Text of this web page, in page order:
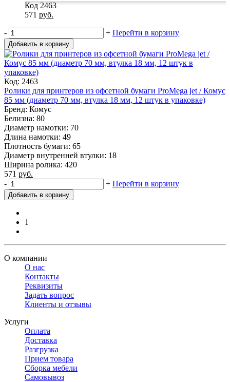
Код 2463
571 руб.
- + Перейти в корзину
Добавить в корзину
Код: 2463
Ролики для принтеров из офсетной бумаги ProMega jet / Комус
85 мм (диаметр 70 мм, втулка 18 мм, 12 штук в упаковке)
Бренд: Комус
Белизна: 80
Диаметр намотки: 70
Длина намотки: 49
Плотность бумаги: 65
Диаметр внутренней втулки: 18
Ширина ролика: 420
571 руб.
-
+ Перейти в корзину
Добавить в корзину
1
О компании
О нас
Контакты
Реквизиты
Задать вопрос
Клиенты и отзывы
Услуги
Оплата
Доставка
Разгрузка
Прием товара
Сборка мебели
Самовывоз